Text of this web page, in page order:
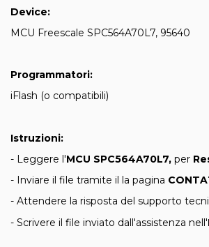
Device:
MCU Freescale SPC564A70L7, 95640
Programmatori:
iFlash (o compatibili)
Istruzioni:
- Leggere l'MCU SPC564A70L7, per
- Inviare il file tramite il la pagina
- Attendere la risposta del supporto
- Scrivere il file inviato dall'assistenza nell'